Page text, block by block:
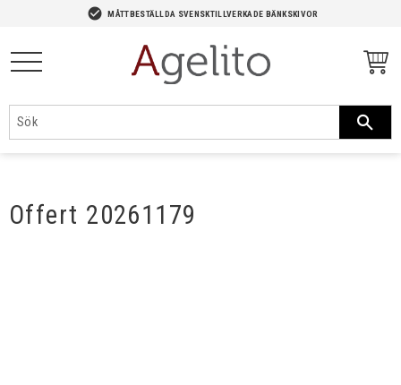
check_circle MÅTTBESTÄLLDA SVENSKTILLVERKADE BÄNKSKIVOR
Offert 20261179